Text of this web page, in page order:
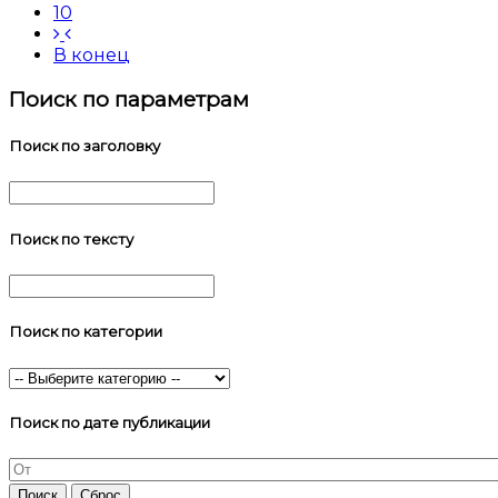
10
В конец
Поиск по параметрам
Поиск по заголовку
Поиск по тексту
Поиск по категории
Поиск по дате публикации